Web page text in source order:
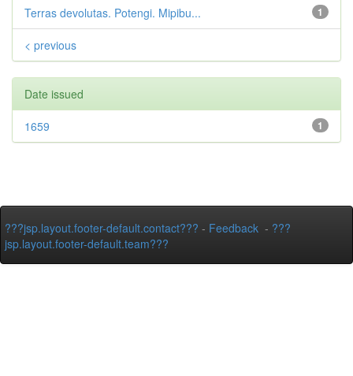
1
Terras devolutas. Potengi. Mipibu...
< previous
Date issued
1
1659
???jsp.layout.footer-default.contact??? - Feedback - ???
jsp.layout.footer-default.team???